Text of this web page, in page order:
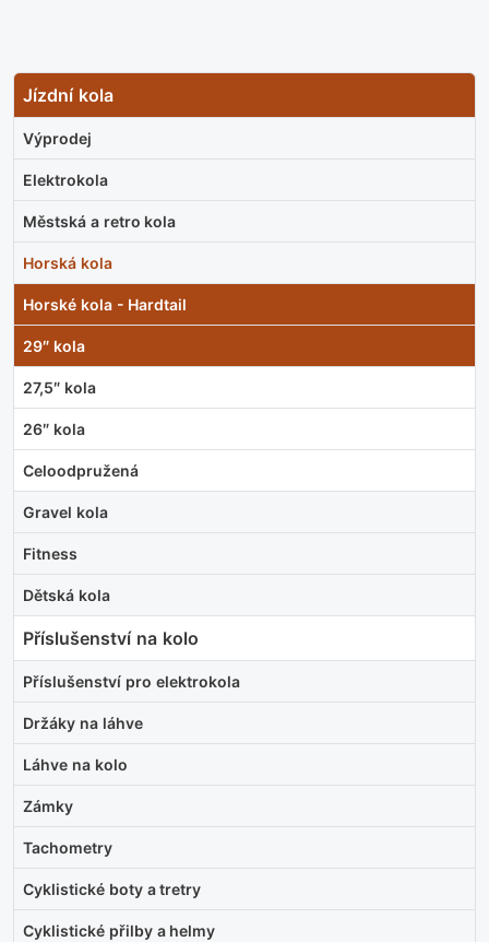
Jízdní kola
Výprodej
Elektrokola
Městská a retro kola
Horská kola
Horské kola - Hardtail
29″ kola
27,5″ kola
26″ kola
Celoodpružená
Gravel kola
Fitness
Dětská kola
Příslušenství na kolo
Příslušenství pro elektrokola
Držáky na láhve
Láhve na kolo
Zámky
Tachometry
Cyklistické boty a tretry
Cyklistické přilby a helmy